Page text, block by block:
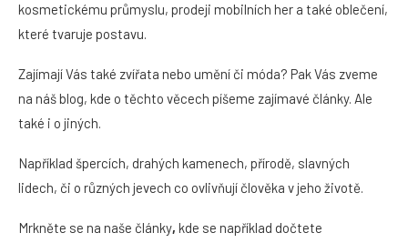
kosmetickému průmyslu, prodeji mobilních her a také oblečení,
které tvaruje postavu.
Zajímají Vás také zvířata nebo umění či móda? Pak Vás zveme
na náš blog, kde o těchto věcech píšeme zajímavé články. Ale
také i o jiných.
Například špercích, drahých kamenech, přírodě, slavných
lidech, či o různých jevech co ovlivňují člověka v jeho životě.
Mrkněte se na naše články, kde se například dočtete